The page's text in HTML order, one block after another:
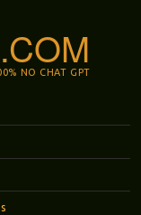
NO CHAT GPT